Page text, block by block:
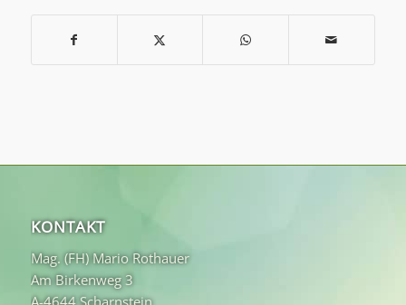
KONTAKT
Mag. (FH) Mario Rothauer
Am Birkenweg 3